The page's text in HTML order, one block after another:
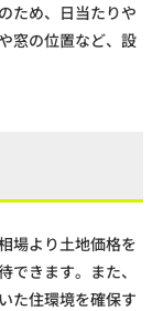
ため、日当たりや
窓の位置など、設
場より土地価格を
きます。また、
た住環境を確保す